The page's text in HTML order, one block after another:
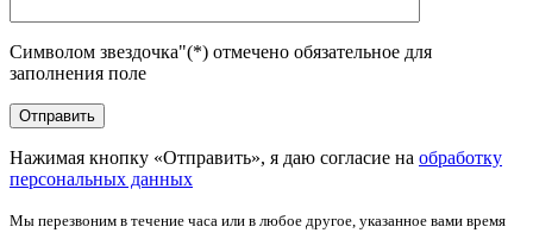
Символом звездочка"(*) отмечено обязательное для
заполнения поле
Нажимая кнопку «Отправить», я даю согласие на обработку
персональных данных
Мы перезвоним в течение часа или в любое другое, указанное вами время